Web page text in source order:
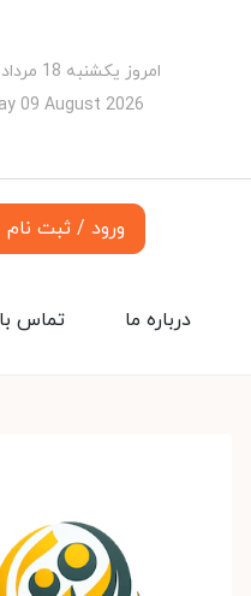
امروز یکشنبه 18 مرداد 1405
09 August 2026
ورود / ثبت نام
تماس درباره ما